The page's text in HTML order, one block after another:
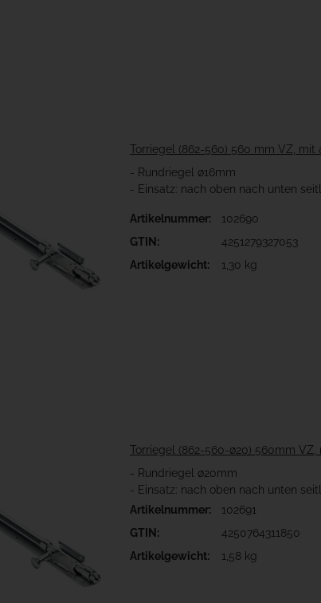
Torriegel (862-560) 560 mm VZ,
- Rundriegel ø16mm
- Einsatz: nach oben nach unten
Artikelnummer:
102690
GTIN:
4251279327053
Artikelgewicht:
1,30 kg
Torriegel (862-560-ø20) 560mm
- Rundriegel ø20mm
- Einsatz: nach oben nach unten
Artikelnummer:
102691
GTIN:
4250764311850
Artikelgewicht:
1,58 kg